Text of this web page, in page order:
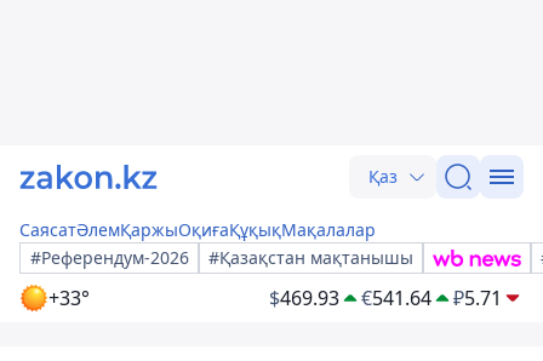
Қаз
СаясатӘлемҚаржыОқиғаҚұқықМақалалар
#Референдум-2026
#Қазақстан мақтанышы
+33° $469.93 €541.64 ₽5.71